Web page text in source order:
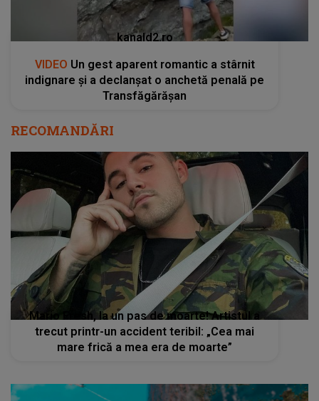
kanald2.ro
VIDEO Un gest aparent romantic a stârnit
indignare și a declanșat o anchetă penală pe
Transfăgărășan
RECOMANDĂRI
Mario Fresh, la un pas de moarte! Artistul a
trecut printr-un accident teribil: „Cea mai
mare frică a mea era de moarte”